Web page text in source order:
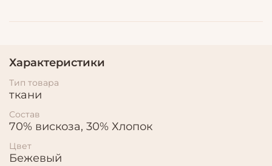
Характеристики
Тип товара
ткани
Состав
70% вискоза, 30% Хлопок
Цвет
Бежевый